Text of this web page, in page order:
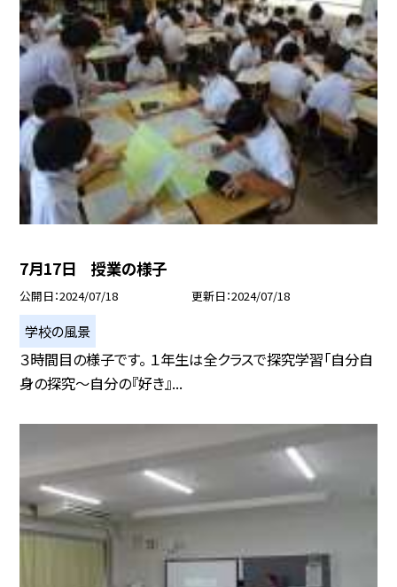
7月17日 授業の様子
公開日 2024/07/18 更新日 2024/07/18
学校の風景
３時間目の様子です。 １年生は全クラスで探究学習「自分自
身の探究〜自分の『好き』...